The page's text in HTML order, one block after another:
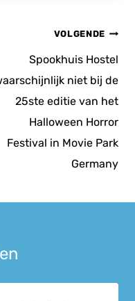
VOLGENDE
Spookhuis Hostel
niet bij de
25ste editie van het
Halloween Horror
Festival in Movie Park
Germany